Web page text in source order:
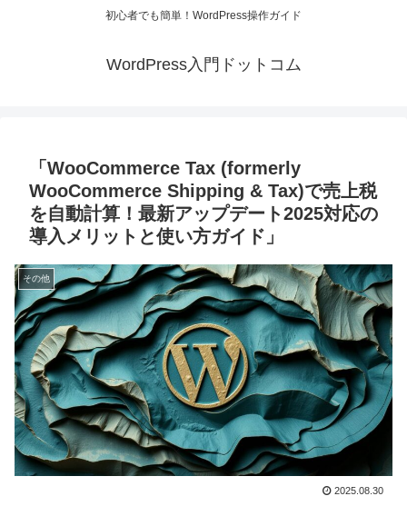
初心者でも簡単！WordPress操作ガイド
WordPress入門ドットコム
「WooCommerce Tax (formerly
WooCommerce Shipping & Tax)で売上税
を自動計算！最新アップデート2025対応の
導入メリットと使い方ガイド」
その他
2025.08.30